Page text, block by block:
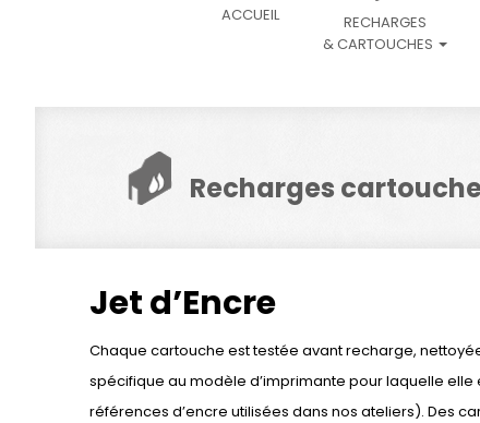
ACCUEIL
RECHARGES
& CARTOUCHES
Recharges
Jet d’Encre
Chaque cartouche est testée avant recharge,
spécifique au modèle d’imprimante pour laquelle elle
références d’encre utilisées dans nos ateliers). Des